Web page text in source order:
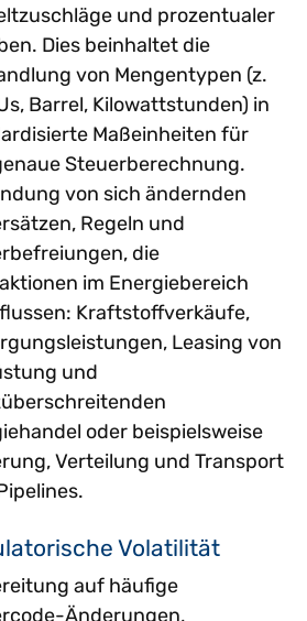
und prozentualer
Dies beinhaltet die
von Mengentypen (z.
Barrel, Kilowattstunden) in
Maßeinheiten für
Steuerberechnung.
von sich ändernden
Regeln und
die
im Energiebereich
Kraftstoffverkäufe,
Leasing von
und
oder beispielsweise
Verteilung und Transport
Volatilität
auf häufige
Änderungen,